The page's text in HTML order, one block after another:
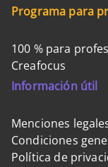
Programa para
100 % para
Creafocus
Información útil
Menciones
Condiciones
Política de